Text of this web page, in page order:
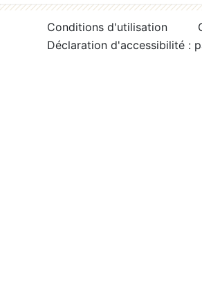
Conditions d'utilisation
Déclaration d'accessibilité :